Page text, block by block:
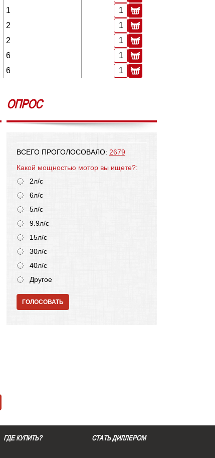
1
2
2
6
6
ОПРОС
ВСЕГО ПРОГОЛОСОВАЛО: 2679
Какой мощностью мотор вы ищете?:
2л/с
6л/с
5л/с
9.9л/с
15л/с
30л/с
40л/с
Другое
ГОЛОСОВАТЬ
ГДЕ КУПИТЬ? СТАТЬ ДИЛЛЕРОМ